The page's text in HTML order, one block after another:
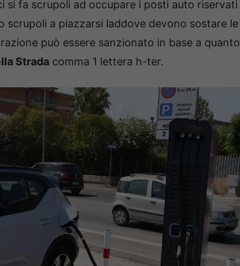
si fa scrupoli ad occupare i posti auto riservati
a piazzarsi laddove devono sostare le
può essere sanzionato in base a quanto
Strada comma 1 lettera h-ter.